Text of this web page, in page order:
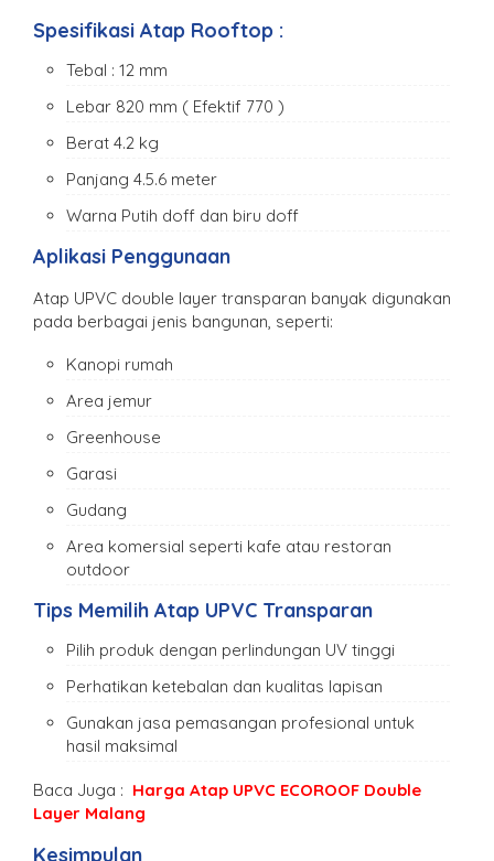
Spesifikasi Atap Rooftop :
Tebal : 12 mm
Lebar 820 mm ( Efektif 770 )
Berat 4.2 kg
Panjang 4.5.6 meter
Warna Putih doff dan biru doff
Aplikasi Penggunaan
Atap UPVC double layer transparan banyak digunakan
pada berbagai jenis bangunan, seperti:
Kanopi rumah
Area jemur
Greenhouse
Garasi
Gudang
Area komersial seperti kafe atau restoran
outdoor
Tips Memilih Atap UPVC Transparan
Pilih produk dengan perlindungan UV tinggi
Perhatikan ketebalan dan kualitas lapisan
Gunakan jasa pemasangan profesional untuk
hasil maksimal
Baca Juga : Harga Atap UPVC ECOROOF Double
Layer Malang
Kesimpulan